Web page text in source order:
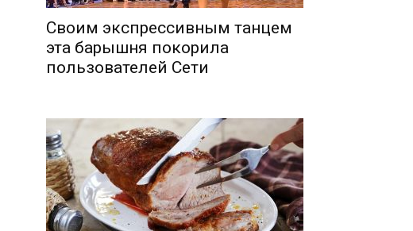
Своим экспрессивным танцем
эта барышня покорила
пользователей Сети